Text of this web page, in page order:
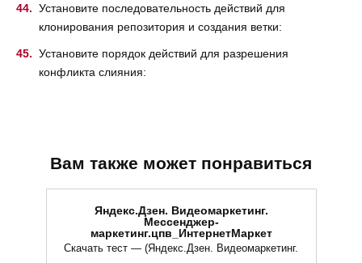
Установите последовательность действий для
клонирования репозитория и создания ветки:
Установите порядок действий для разрешения
конфликта слияния:
Вам также может понравиться
Яндекс.Дзен. Видеомаркетинг.
Мессенджер-
маркетинг.цпв_ИнтернетМаркет
Скачать тест — (Яндекс.Дзен. Видеомаркетинг.